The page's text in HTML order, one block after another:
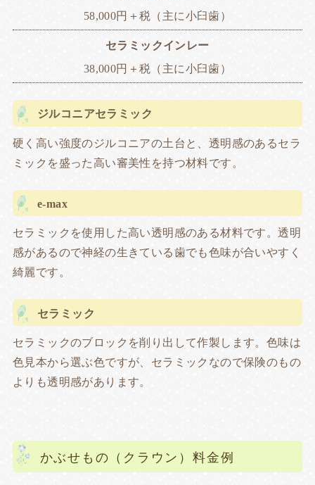
58,000円＋税（主に小臼歯）
セラミックインレー
38,000円＋税（主に小臼歯）
ジルコニアセラミック
硬く高い強度のジルコニアの土台と、透明感のあるセラ
ミックを盛った高い審美性を持つ材料です。
e-max
セラミックを使用した高い透明感のある材料です。透明
感があるので神経の生きている歯でも色味が合いやすく
綺麗です。
セラミック
セラミックのブロックを削り出して作製します。色味は
色見本から選ぶ色ですが、セラミックなので保険のもの
よりも透明感があります。
かぶせもの（クラウン）料金例